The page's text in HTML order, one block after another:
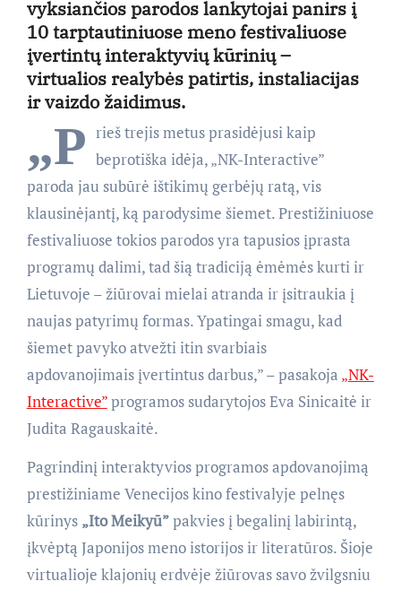
vyksiančios parodos lankytojai panirs į
10 tarptautiniuose meno festivaliuose
įvertintų interaktyvių kūrinių –
virtualios realybės patirtis, instaliacijas
ir vaizdo žaidimus.
„P rieš trejis metus prasidėjusi kaip
beprotiška idėja, „NK-Interactive”
paroda jau subūrė ištikimų gerbėjų ratą, vis
klausinėjantį, ką parodysime šiemet. Prestižiniuose
festivaliuose tokios parodos yra tapusios įprasta
programų dalimi, tad šią tradiciją ėmėmės kurti ir
Lietuvoje – žiūrovai mielai atranda ir įsitraukia į
naujas patyrimų formas. Ypatingai smagu, kad
šiemet pavyko atvežti itin svarbiais
apdovanojimais įvertintus darbus,” – pasakoja „NK-
Interactive”programos sudarytojos Eva Sinicaitė ir
Judita Ragauskaitė.
Pagrindinį interaktyvios programos apdovanojimą
prestižiniame Venecijos kino festivalyje pelnęs
kūrinys „Ito Meikyū”pakvies į begalinį labirintą,
įkvėptą Japonijos meno istorijos ir literatūros. Šioje
virtualioje klajonių erdvėje žiūrovas savo žvilgsniu